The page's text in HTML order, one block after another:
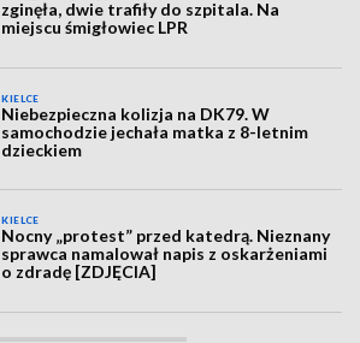
zginęła, dwie trafiły do szpitala. Na
miejscu śmigłowiec LPR
KIELCE
Niebezpieczna kolizja na DK79. W
samochodzie jechała matka z 8-letnim
dzieckiem
KIELCE
Nocny „protest” przed katedrą. Nieznany
sprawca namalował napis z oskarżeniami
o zdradę [ZDJĘCIA]